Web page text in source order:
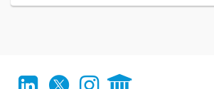
LinkedIn
Twitter
Instagram
CONICET Digital